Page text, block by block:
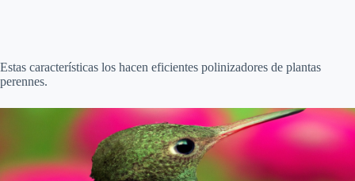
Estas características los hacen eficientes polinizadores de plantas
perennes.